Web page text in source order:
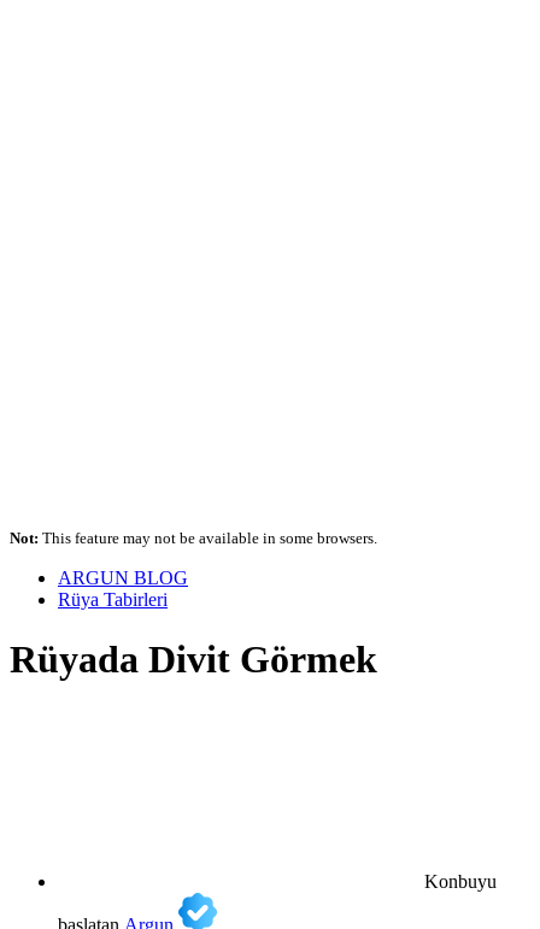
Not: This feature may not be available in some browsers.
ARGUN BLOG
Rüya Tabirleri
Rüyada Divit Görmek
Konbuyu